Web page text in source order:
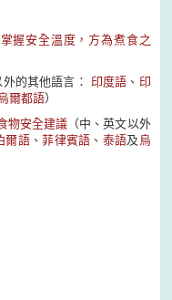
握安全溫度，方為煮食之
的其他語言： 印度語 、 印
爾都語）
物安全建議 （中、英文以外
爾語、菲律賓語 、 泰語及 烏